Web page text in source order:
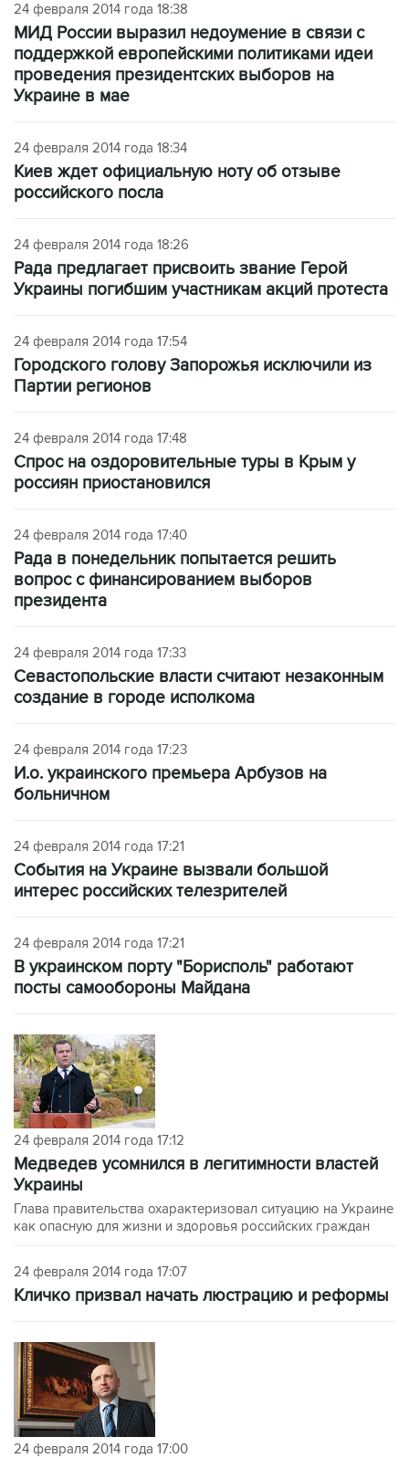
24 февраля 2014 года 18:38
МИД России выразил недоумение в связи с
поддержкой европейскими политиками идеи
проведения президентских выборов на
Украине в мае
24 февраля 2014 года 18:34
Киев ждет официальную ноту об отзыве
российского посла
24 февраля 2014 года 18:26
Рада предлагает присвоить звание Герой
Украины погибшим участникам акций протеста
24 февраля 2014 года 17:54
Городского голову Запорожья исключили из
Партии регионов
24 февраля 2014 года 17:48
Спрос на оздоровительные туры в Крым у
россиян приостановился
24 февраля 2014 года 17:40
Рада в понедельник попытается решить
вопрос с финансированием выборов
президента
24 февраля 2014 года 17:33
Севастопольские власти считают незаконным
создание в городе исполкома
24 февраля 2014 года 17:23
И.о. украинского премьера Арбузов на
больничном
24 февраля 2014 года 17:21
События на Украине вызвали большой
интерес российских телезрителей
24 февраля 2014 года 17:21
В украинском порту "Борисполь" работают
посты самообороны Майдана
24 февраля 2014 года 17:12
Медведев усомнился в легитимности властей
Украины
Глава правительства охарактеризовал ситуацию на Украине
как опасную для жизни и здоровья российских граждан
24 февраля 2014 года 17:07
Кличко призвал начать люстрацию и реформы
24 февраля 2014 года 17:00